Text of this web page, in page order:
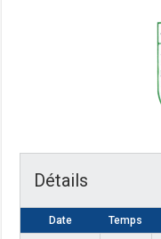
Détails
Date Temps